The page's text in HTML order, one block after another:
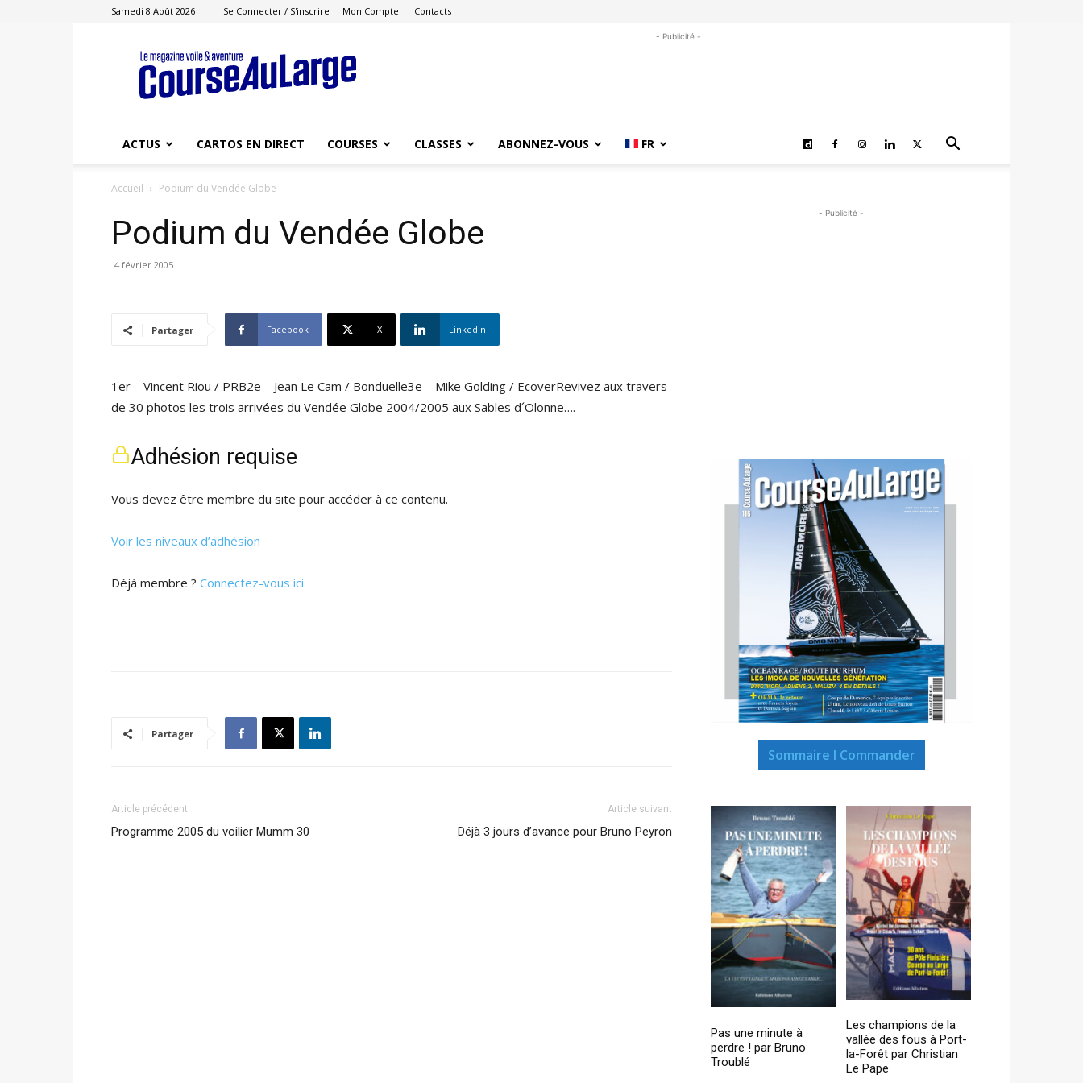
Samedi 8 Août 2026 Se Connecter / S'inscrire Mon Compte Contacts
Course
au
Large
- Publicité -
ACTUS CARTOS EN DIRECT COURSES CLASSES ABONNEZ-VOUS FR
Accueil Podium du Vendée Globe
Podium du Vendée Globe
4 février 2005
Partager Facebook X Linkedin
1er – Vincent Riou / PRB2e – Jean Le Cam / Bonduelle3e – Mike Golding / EcoverRevivez aux travers
de 30 photos les trois arrivées du Vendée Globe 2004/2005 aux Sables d´Olonne….
Adhésion requise
Vous devez être membre du site pour accéder à ce contenu.
Voir les niveaux d’adhésion
Déjà membre ? Connectez-vous ici
Partager
Article précédent
Programme 2005 du voilier Mumm 30
Article suivant
Déjà 3 jours d’avance pour Bruno Peyron
- Publicité -
Sommaire I Commander
Pas une minute à
perdre ! par Bruno
Troublé
Les champions de la
vallée des fous à Port-
la-Forêt par Christian
Le Pape